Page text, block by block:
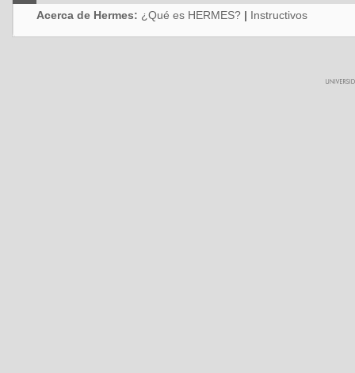
Acerca de Hermes: ¿Qué es HERMES? | Instructivos